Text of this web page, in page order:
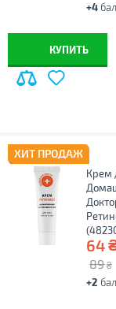
+4
КУПИТЬ
ХИТ ПРОДАЖ
Крем
64
89 ₴
+2